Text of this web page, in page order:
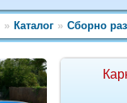
» Каталог » Сборно